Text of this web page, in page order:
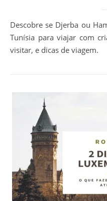
Descobre se Djerba ou Hammamet é o melhor destino na
Tunísia para viajar com
visitar, e dicas de viagem.